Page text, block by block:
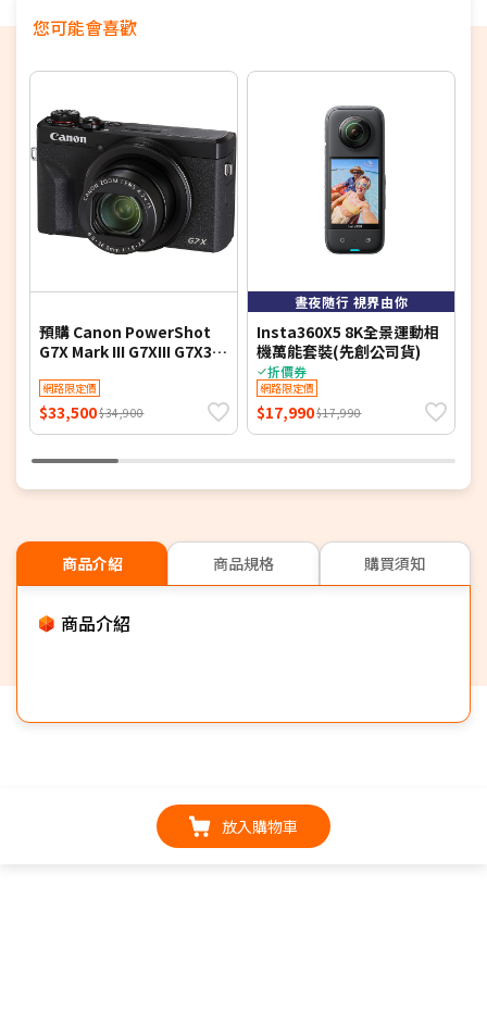
您可能會喜歡
預購 Canon PowerShot
G7X Mark III G7XIII G7X3
網路限定價
$33,500$34,900
晝夜隨行 視界由你
Insta360X5 8K全景運動相
機萬能套裝(先創公司貨)
折價券
網路限定價
$17,990$17,990
商品介紹 商品規格 購買須知
商品介紹
放入購物車